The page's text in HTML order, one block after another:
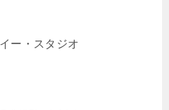
ー・スタジオ